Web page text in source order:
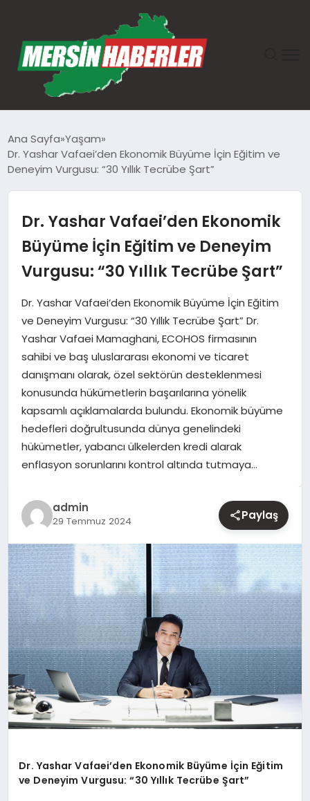
GÜNDEM
TEKNOLOJI
SPOR
YAŞAM
EĞITIM
Ana Sayfa Yaşam
Dr. Yashar Vafaei’den Ekonomik Büyüme İçin Eğitim ve
Deneyim Vurgusu: “30 Yıllık Tecrübe Şart”
Dr. Yashar Vafaei’den Ekonomik
Büyüme İçin Eğitim ve Deneyim
Vurgusu: “30 Yıllık Tecrübe Şart”
Dr. Yashar Vafaei’den Ekonomik Büyüme İçin Eğitim
ve Deneyim Vurgusu: “30 Yıllık Tecrübe Şart” Dr.
Yashar Vafaei Mamaghani, ECOHOS firmasının
sahibi ve baş uluslararası ekonomi ve ticaret
danışmanı olarak, özel sektörün desteklenmesi
konusunda hükümetlerin başarılarına yönelik
kapsamlı açıklamalarda bulundu. Ekonomik büyüme
hedefleri doğrultusunda dünya genelindeki
hükümetler, yabancı ülkelerden kredi alarak
enflasyon sorunlarını kontrol altında tutmaya…
admin
29 Temmuz 2024 Paylaş
Dr. Yashar Vafaei’den Ekonomik Büyüme İçin Eğitim
ve Deneyim Vurgusu: “30 Yıllık Tecrübe Şart”